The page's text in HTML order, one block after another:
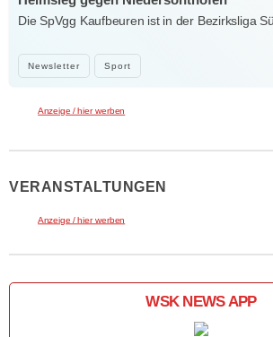
Newsletter Sport
Die SpVgg Kaufbeuren ist in der Bezirksliga
Anzeige / hier werben
VERANSTALTUNGEN
Anzeige / hier werben
WSK NEWS APP